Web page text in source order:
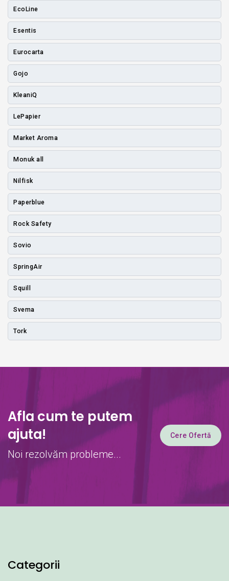
EcoLine
Esentis
Eurocarta
Gojo
KleaniQ
LePapier
Market Aroma
Monuk all
Nilfisk
Paperblue
Rock Safety
Sovio
SpringAir
Squill
Svema
Tork
Afla cum te putem
ajuta!
Noi rezolvăm probleme...
Cere Ofertă
Categorii